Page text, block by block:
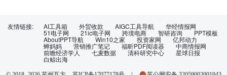
友情链接: AI工具箱 外贸收款 AIGC工具导航 华经情报网
51电子网 21ic电子网 跨境电商 智研咨询 PPT模板
AboutPPT导航 Win10之家 投资家网 亿邦动力
蝉妈妈 营销推广笔记 福昕PDF阅读器 中商情报网
前瞻经济学人 七麦数据 清科研究中心 星球日报
白鲸出海